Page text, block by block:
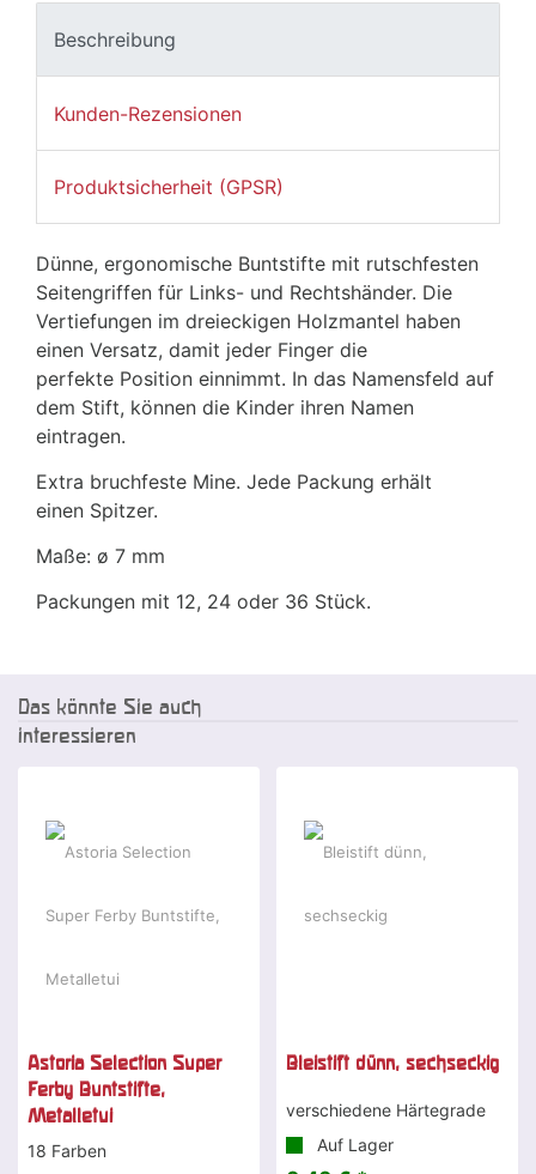
Beschreibung
Kunden-Rezensionen
Produktsicherheit (GPSR)
Dünne, ergonomische Buntstifte mit rutschfesten
Seitengriffen für Links- und Rechtshänder. Die
Vertiefungen im dreieckigen Holzmantel haben
einen Versatz, damit jeder Finger die
perfekte Position einnimmt. In das Namensfeld auf
dem Stift, können die Kinder ihren Namen
eintragen.
Extra bruchfeste Mine. Jede Packung erhält
einen Spitzer.
Maße: ø 7 mm
Packungen mit 12, 24 oder 36 Stück.
Das könnte Sie auch
interessieren
Astoria Selection Super
Ferby Buntstifte,
Metalletui
18 Farben
Bleistift dünn, sechseckig
verschiedene Härtegrade
Auf Lager